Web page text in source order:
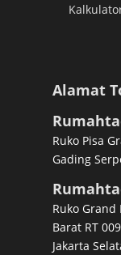
Alamat
Ruko Pisa
Gading
Ruko Grand
Barat RT
Jakarta